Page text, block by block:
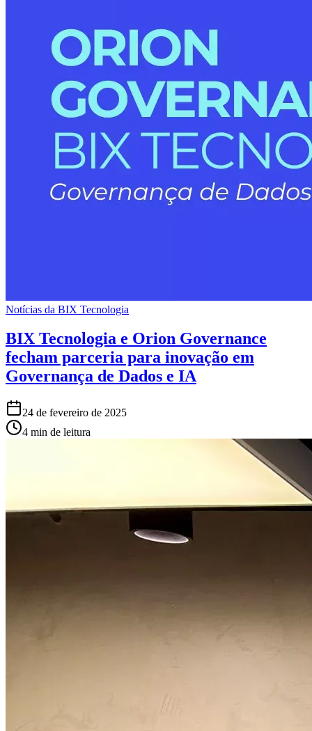
Notícias da BIX Tecnologia
BIX Tecnologia e Orion Governance
fecham parceria para inovação em
Governança de Dados e IA
24 de fevereiro de 2025
4 min de leitura